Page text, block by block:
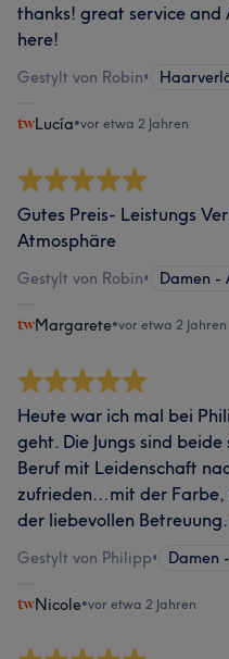
thanks! great service and
here!
Gestylt von Robin•
Lucía•vor etwa 2 Jahren
Gutes Preis- Leistungs
Atmosphäre
Gestylt von Robin• Damen -
Margarete•vor etwa 2 Jahren
Heute war ich mal bei
geht. Die Jungs sind
Beruf mit Leidenschaft
zufrieden…mit der Farbe,
der liebevollen
Gestylt von Philipp• Damen
Nicole•vor etwa 2 Jahren